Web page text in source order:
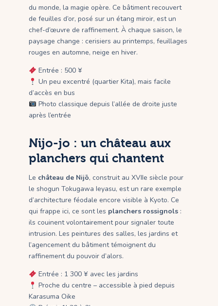
du monde, la magie opère. Ce bâtiment recouvert
de feuilles d’or, posé sur un étang miroir, est un
chef-d’œuvre de raffinement. À chaque saison, le
paysage change : cerisiers au printemps, feuillages
rouges en automne, neige en hiver.
Entrée : 500 ¥
Un peu excentré (quartier Kita), mais facile
d’accès en bus
Photo classique depuis l’allée de droite juste
après l’entrée
Nijo-jo : un château aux
planchers qui chantent
Le château de Nijō, construit au XVIIe siècle pour
le shogun Tokugawa Ieyasu, est un rare exemple
d’architecture féodale encore visible à Kyoto. Ce
qui frappe ici, ce sont les planchers rossignols :
ils couinent volontairement pour signaler toute
intrusion. Les peintures des salles, les jardins et
l’agencement du bâtiment témoignent du
raffinement du pouvoir d’alors.
Entrée : 1 300 ¥ avec les jardins
Proche du centre – accessible à pied depuis
Karasuma Oike